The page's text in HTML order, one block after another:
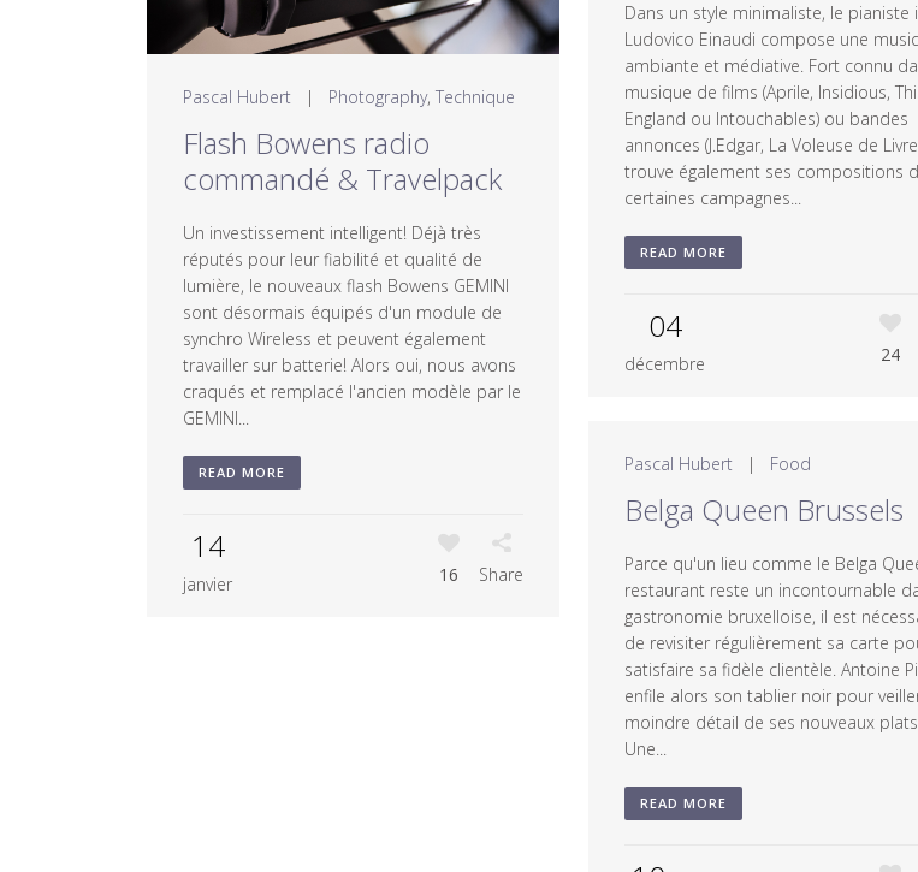
Pascal Hubert | Photography, Technique
Flash Bowens radio
commandé & Travelpack
Un investissement intelligent! Déjà très
réputés pour leur fiabilité et qualité de
lumière, le nouveaux flash Bowens GEMINI
sont désormais équipés d'un module de
synchro Wireless et peuvent également
travailler sur batterie! Alors oui, nous avons
craqués et remplacé l'ancien modèle par le
GEMINI...
READ MORE
14
janvier 16 Share
Dans un style minimaliste, le pianiste
Ludovico Einaudi compose une
ambiante et médiative. Fort connu
musique de films (Aprile, Insidious,
England ou Intouchables) ou bandes
annonces (J.Edgar, La Voleuse de
trouve également ses compositions
certaines campagnes...
READ MORE
04
décembre 24
Pascal Hubert | Food
Belga Queen Brussels
Parce qu'un lieu comme le Belga
restaurant reste un incontournable
gastronomie bruxelloise, il est
de revisiter régulièrement sa carte
satisfaire sa fidèle clientèle. Antoine
enfile alors son tablier noir pour
moindre détail de ses nouveaux
Une...
READ MORE